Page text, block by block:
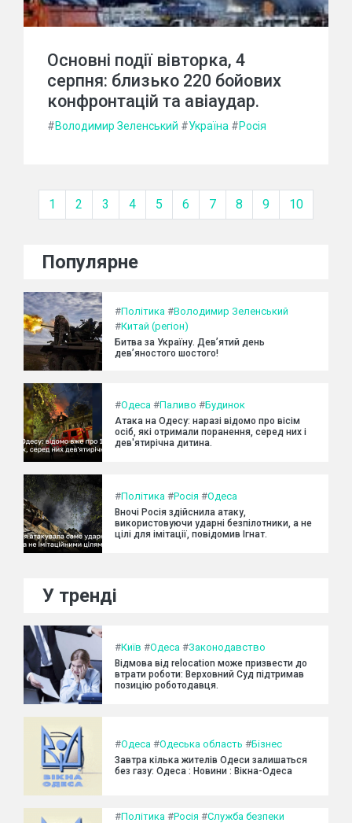
Основні події вівторка, 4
серпня: близько 220 бойових
конфронтацій та авіаудар.
#Володимир Зеленський #Україна #Росія
1 2 3 4 5 6 7 8 9 10
Популярне
#Політика #Володимир Зеленський
#Китай (регіон)
Битва за Україну. Дев’ятий день
дев’яностого шостого!
#Одеса #Паливо #Будинок
Атака на Одесу: наразі відомо про вісім
осіб, які отримали поранення, серед них і
дев'ятирічна дитина.
#Політика #Росія #Одеса
Вночі Росія здійснила атаку,
використовуючи ударні безпілотники, а не
цілі для імітації, повідомив Ігнат.
У тренді
#Київ #Одеса #Законодавство
Відмова від relocation може призвести до
втрати роботи: Верховний Суд підтримав
позицію роботодавця.
#Одеса #Одеська область #Бізнес
Завтра кілька жителів Одеси залишаться
без газу: Одеса : Новини : Вікна-Одеса
#Політика #Росія #Служба безпеки